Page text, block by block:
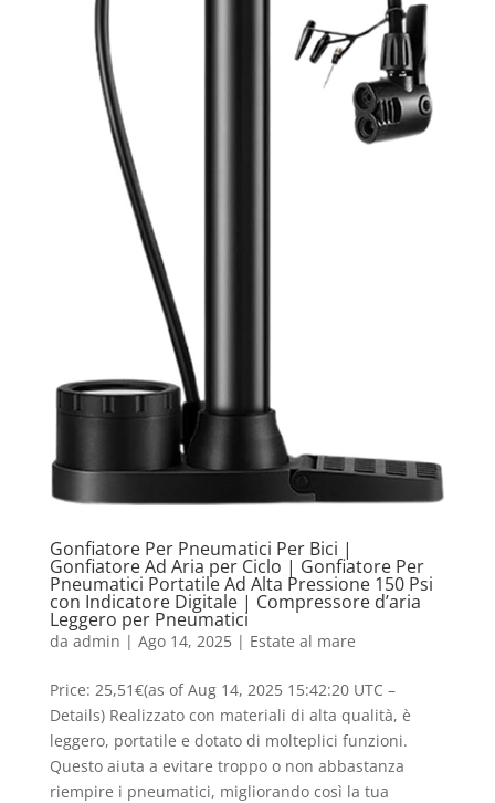
Gonfiatore Per Pneumatici Per Bici |
Gonfiatore Ad Aria per Ciclo | Gonfiatore Per
Pneumatici Portatile Ad Alta Pressione 150 Psi
con Indicatore Digitale | Compressore d’aria
Leggero per Pneumatici
da admin | Ago 14, 2025| Estate al mare
Price: 25,51€(as of Aug 14, 2025 15:42:20 UTC –
Details) Realizzato con materiali di alta qualità, è
leggero, portatile e dotato di molteplici funzioni.
Questo aiuta a evitare troppo o non abbastanza
riempire i pneumatici, migliorando così la tua